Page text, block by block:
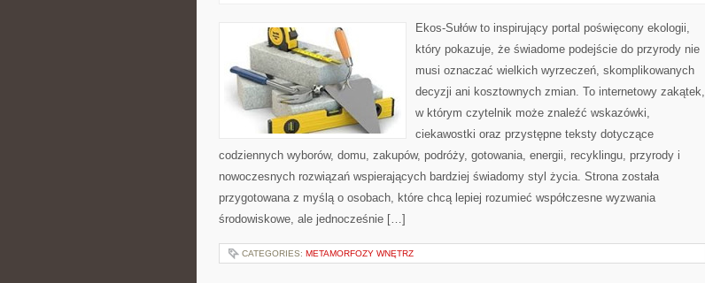
Ekos-Sułów to inspirujący portal poświęcony ekologii,
który pokazuje, że świadome podejście do przyrody nie
musi oznaczać wielkich wyrzeczeń, skomplikowanych
decyzji ani kosztownych zmian. To internetowy zakątek,
w którym czytelnik może znaleźć wskazówki,
ciekawostki oraz przystępne teksty dotyczące
codziennych wyborów, domu, zakupów, podróży, gotowania, energii, recyklingu, przyrody i
nowoczesnych rozwiązań wspierających bardziej świadomy styl życia. Strona została
przygotowana z myślą o osobach, które chcą lepiej rozumieć współczesne wyzwania
środowiskowe, ale jednocześnie […]
CATEGORIES: METAMORFOZY WNĘTRZ